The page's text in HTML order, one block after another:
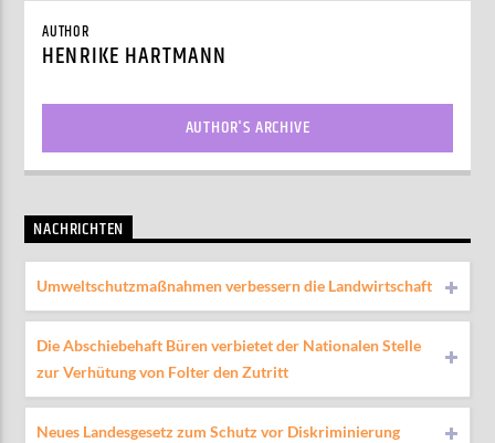
AUTHOR
HENRIKE HARTMANN
AUTHOR'S ARCHIVE
NACHRICHTEN
Umweltschutzmaßnahmen verbessern die Landwirtschaft
Die Abschiebehaft Büren verbietet der Nationalen Stelle
zur Verhütung von Folter den Zutritt
Neues Landesgesetz zum Schutz vor Diskriminierung